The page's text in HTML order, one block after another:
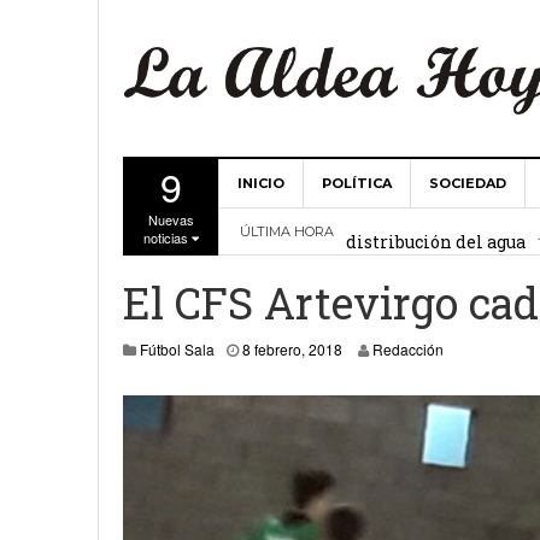
9
Nuevas
noticias
INICIO POLÍTICA SOCIEDAD
ÚLTIMA HORA
La Comunidad de
distribución del agua
Valencia
27 febrero,
Gobierno de
15 febrero, 2024
La Comunidad de
Víctor Hernández
El CFS Artevirgo
Fútbol Sala 8 febrero, 2018 8 febrero, 2018
Redacción